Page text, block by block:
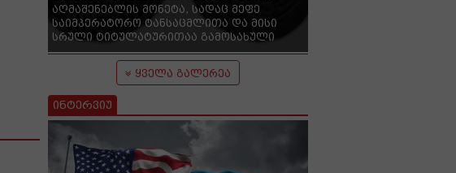
აღმაშენებლის მონეტა, სადაც მეფე
საიმპერატორო ტანსაცმლითა და მისი
სრული ტიტულატურითაა გამოსახული
ყველა გალერეა
ინტერვიუ